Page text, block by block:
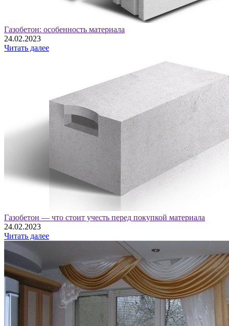
Газобетон: особенность материала
24.02.2023
Читать далее
Газобетон — что стоит учесть перед покупкой материала
24.02.2023
Читать далее